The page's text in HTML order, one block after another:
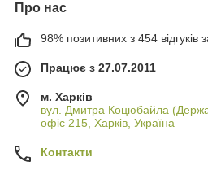
Про нас
98% позитивних з 454 відгуків
Працює з 27.07.2011
м. Харків
вул. Дмитра Коцюбайла
офіс 215, Харків, Україна
Контакти